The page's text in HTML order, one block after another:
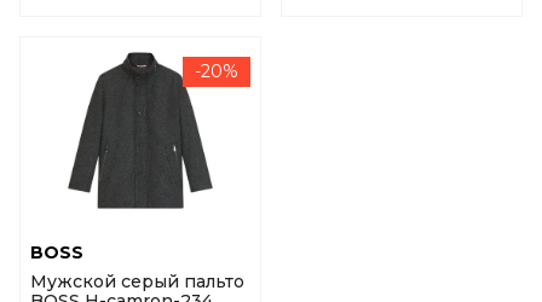
-20%
BOSS
Мужской серый пальто